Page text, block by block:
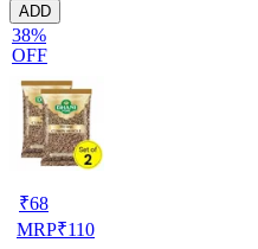
ADD
38%
OFF
₹68
MRP₹110